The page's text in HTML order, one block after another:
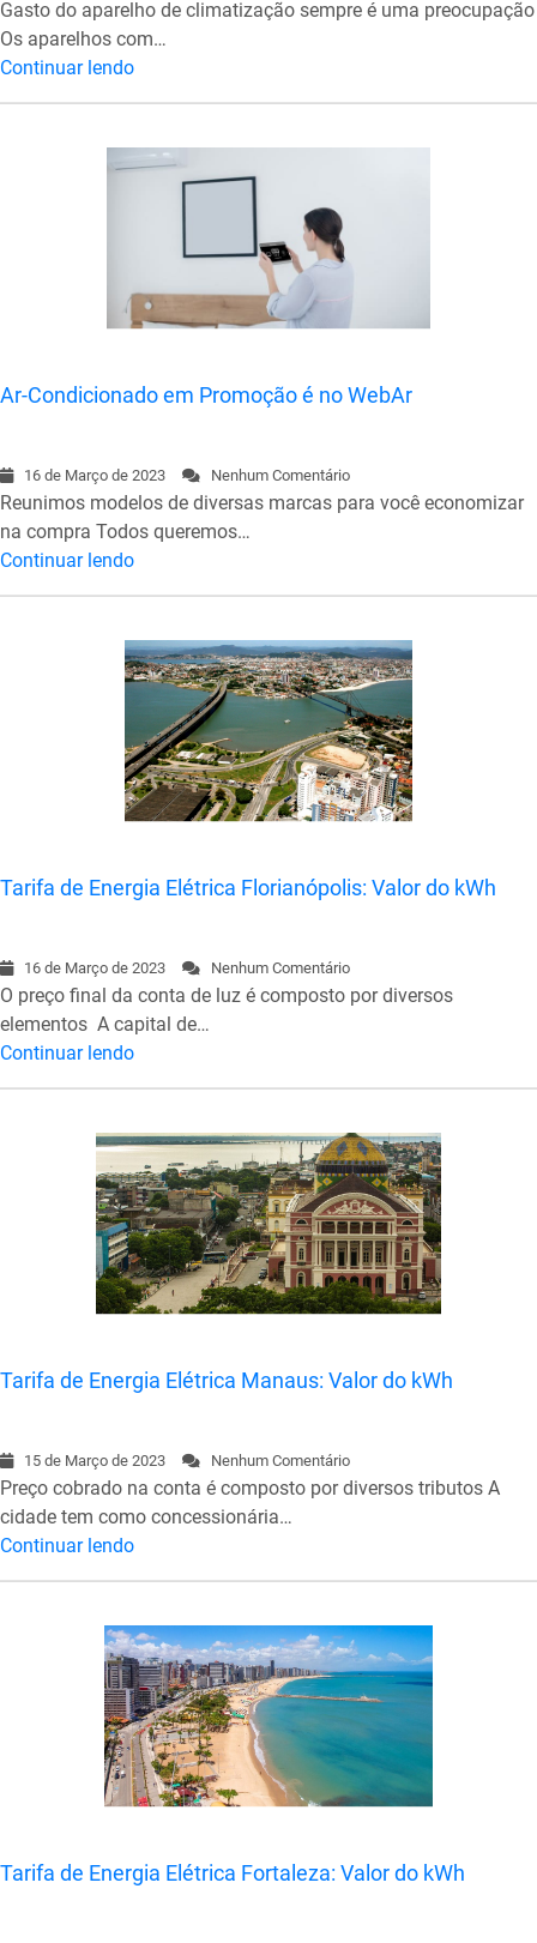
Gasto do aparelho de climatização sempre é uma preocupação
Os aparelhos com…
Continuar lendo
Ar-Condicionado em Promoção é no WebAr
16 de Março de 2023 Nenhum Comentário
Reunimos modelos de diversas marcas para você economizar
na compra Todos queremos…
Continuar lendo
Tarifa de Energia Elétrica Florianópolis: Valor do kWh
16 de Março de 2023 Nenhum Comentário
O preço final da conta de luz é composto por diversos
elementos A capital de…
Continuar lendo
Tarifa de Energia Elétrica Manaus: Valor do kWh
15 de Março de 2023 Nenhum Comentário
Preço cobrado na conta é composto por diversos tributos A
cidade tem como concessionária…
Continuar lendo
Tarifa de Energia Elétrica Fortaleza: Valor do kWh